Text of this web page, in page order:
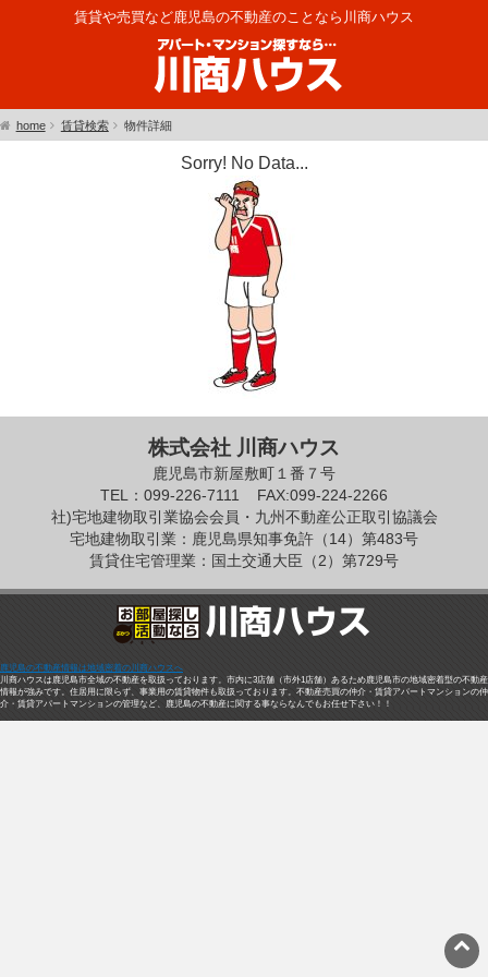
賃貸や売買など鹿児島の不動産のことなら川商ハウス
home 賃貸検索 物件詳細
Sorry! No Data...
株式会社 川商ハウス
鹿児島市新屋敷町１番７号
TEL：099-226-7111
FAX:099-224-2266
社)宅地建物取引業協会会員・九州不動産公正取引協議会
宅地建物取引業：鹿児島県知事免許（14）第483号
賃貸住宅管理業：国土交通大臣（2）第729号
鹿児島の不動産情報は地域密着の川商ハウスへ
川商ハウスは鹿児島市全域の不動産を取扱っております。市内に3店舗（市外1店舗）あるため鹿児島市の地域密着型の不動産
情報が強みです。住居用に限らず、事業用の賃貸物件も取扱っております。不動産売買の仲介・賃貸アパートマンションの仲
介・賃貸アパートマンションの管理など、鹿児島の不動産に関する事ならなんでもお任せ下さい！！